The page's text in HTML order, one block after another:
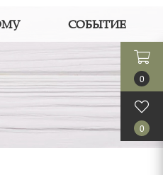
СОБЫТИЕ